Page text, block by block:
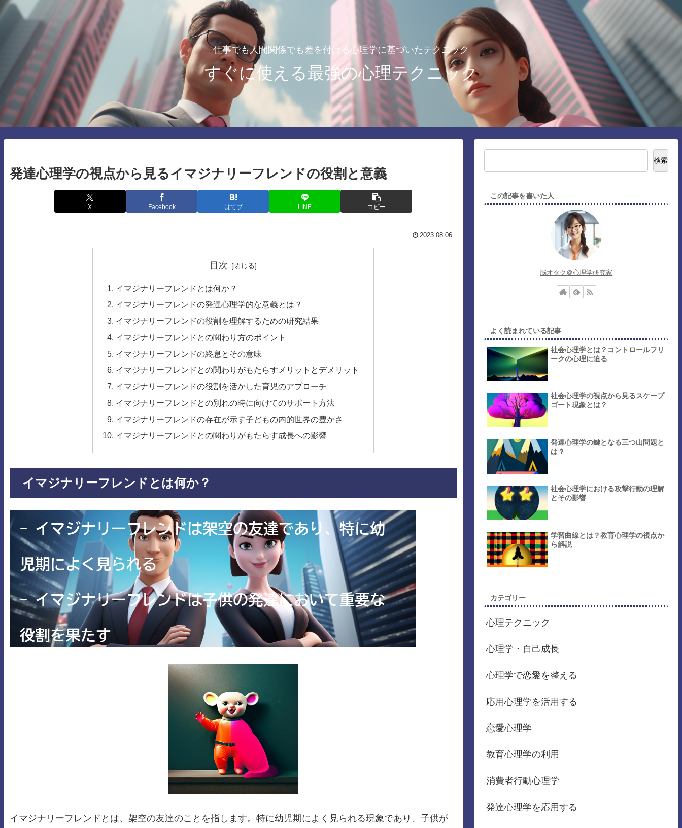
仕事でも人間関係でも差を付ける心理学に基づいたテクニック
すぐに使える最強の心理テクニック
発達心理学の視点から見るイマジナリーフレンドの役割と意義
X Facebook はてブ LINE コピー
2023.08.06
目次
イマジナリーフレンドとは何か？
イマジナリーフレンドの発達心理学的な意義とは？
イマジナリーフレンドの役割を理解するための研究結果
イマジナリーフレンドとの関わり方のポイント
イマジナリーフレンドの終息とその意味
イマジナリーフレンドとの関わりがもたらすメリットとデメリット
イマジナリーフレンドの役割を活かした育児のアプローチ
イマジナリーフレンドとの別れの時に向けてのサポート方法
イマジナリーフレンドの存在が示す子どもの内的世界の豊かさ
イマジナリーフレンドとの関わりがもたらす成長への影響
イマジナリーフレンドとは何か？
イマジナリーフレンドとは、架空の友達のことを指します。特に幼児期によく見られる現象であり、子供が
検索
この記事を書いた人
脳オタク＠心理学研究家
よく読まれている記事
社会心理学とは？コントロールフリ
ークの心理に迫る
社会心理学の視点から見るスケープ
ゴート現象とは？
発達心理学の鍵となる三つ山問題と
は？
社会心理学における攻撃行動の理解
とその影響
学習曲線とは？教育心理学の視点か
ら解説
カテゴリー
心理テクニック
心理学・自己成長
心理学で恋愛を整える
応用心理学を活用する
恋愛心理学
教育心理学の利用
消費者行動心理学
発達心理学を応用する